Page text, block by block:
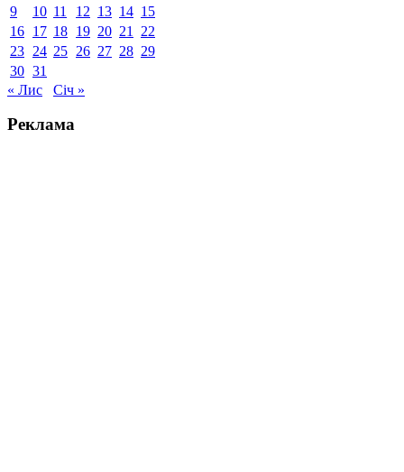
9
10 11 12 13 14 15
16 17 18 19 20 21
22
23 24 25 26 27 28 29
30 31
« Лис
Січ »
Реклама